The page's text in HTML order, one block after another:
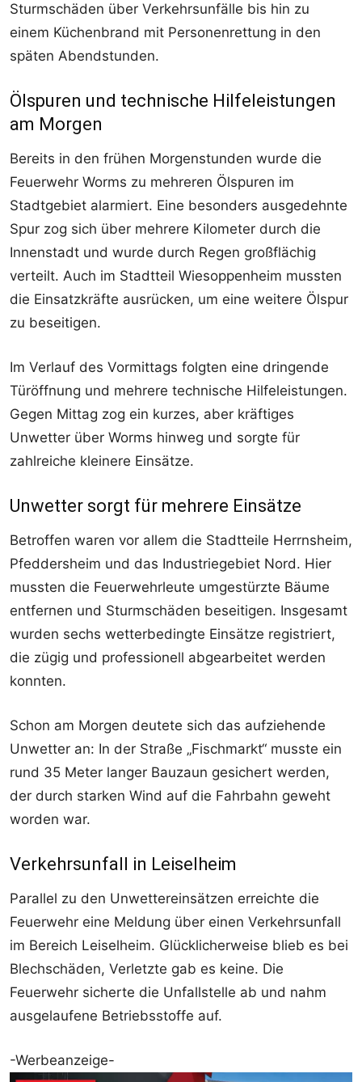
Sturmschäden über Verkehrsunfälle bis hin zu
einem Küchenbrand mit Personenrettung in den
späten Abendstunden.
Ölspuren und technische Hilfeleistungen
am Morgen
Bereits in den frühen Morgenstunden wurde die
Feuerwehr Worms zu mehreren Ölspuren im
Stadtgebiet alarmiert. Eine besonders ausgedehnte
Spur zog sich über mehrere Kilometer durch die
Innenstadt und wurde durch Regen großflächig
verteilt. Auch im Stadtteil Wiesoppenheim mussten
die Einsatzkräfte ausrücken, um eine weitere Ölspur
zu beseitigen.
Im Verlauf des Vormittags folgten eine dringende
Türöffnung und mehrere technische Hilfeleistungen.
Gegen Mittag zog ein kurzes, aber kräftiges
Unwetter über Worms hinweg und sorgte für
zahlreiche kleinere Einsätze.
Unwetter sorgt für mehrere Einsätze
Betroffen waren vor allem die Stadtteile Herrnsheim,
Pfeddersheim und das Industriegebiet Nord. Hier
mussten die Feuerwehrleute umgestürzte Bäume
entfernen und Sturmschäden beseitigen. Insgesamt
wurden sechs wetterbedingte Einsätze registriert,
die zügig und professionell abgearbeitet werden
konnten.
Schon am Morgen deutete sich das aufziehende
Unwetter an: In der Straße „Fischmarkt“ musste ein
rund 35 Meter langer Bauzaun gesichert werden,
der durch starken Wind auf die Fahrbahn geweht
worden war.
Verkehrsunfall in Leiselheim
Parallel zu den Unwettereinsätzen erreichte die
Feuerwehr eine Meldung über einen Verkehrsunfall
im Bereich Leiselheim. Glücklicherweise blieb es bei
Blechschäden, Verletzte gab es keine. Die
Feuerwehr sicherte die Unfallstelle ab und nahm
ausgelaufene Betriebsstoffe auf.
-Werbeanzeige-